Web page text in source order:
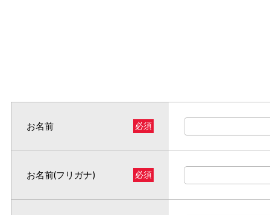
お名前 必須
お名前(フリガナ) 必須